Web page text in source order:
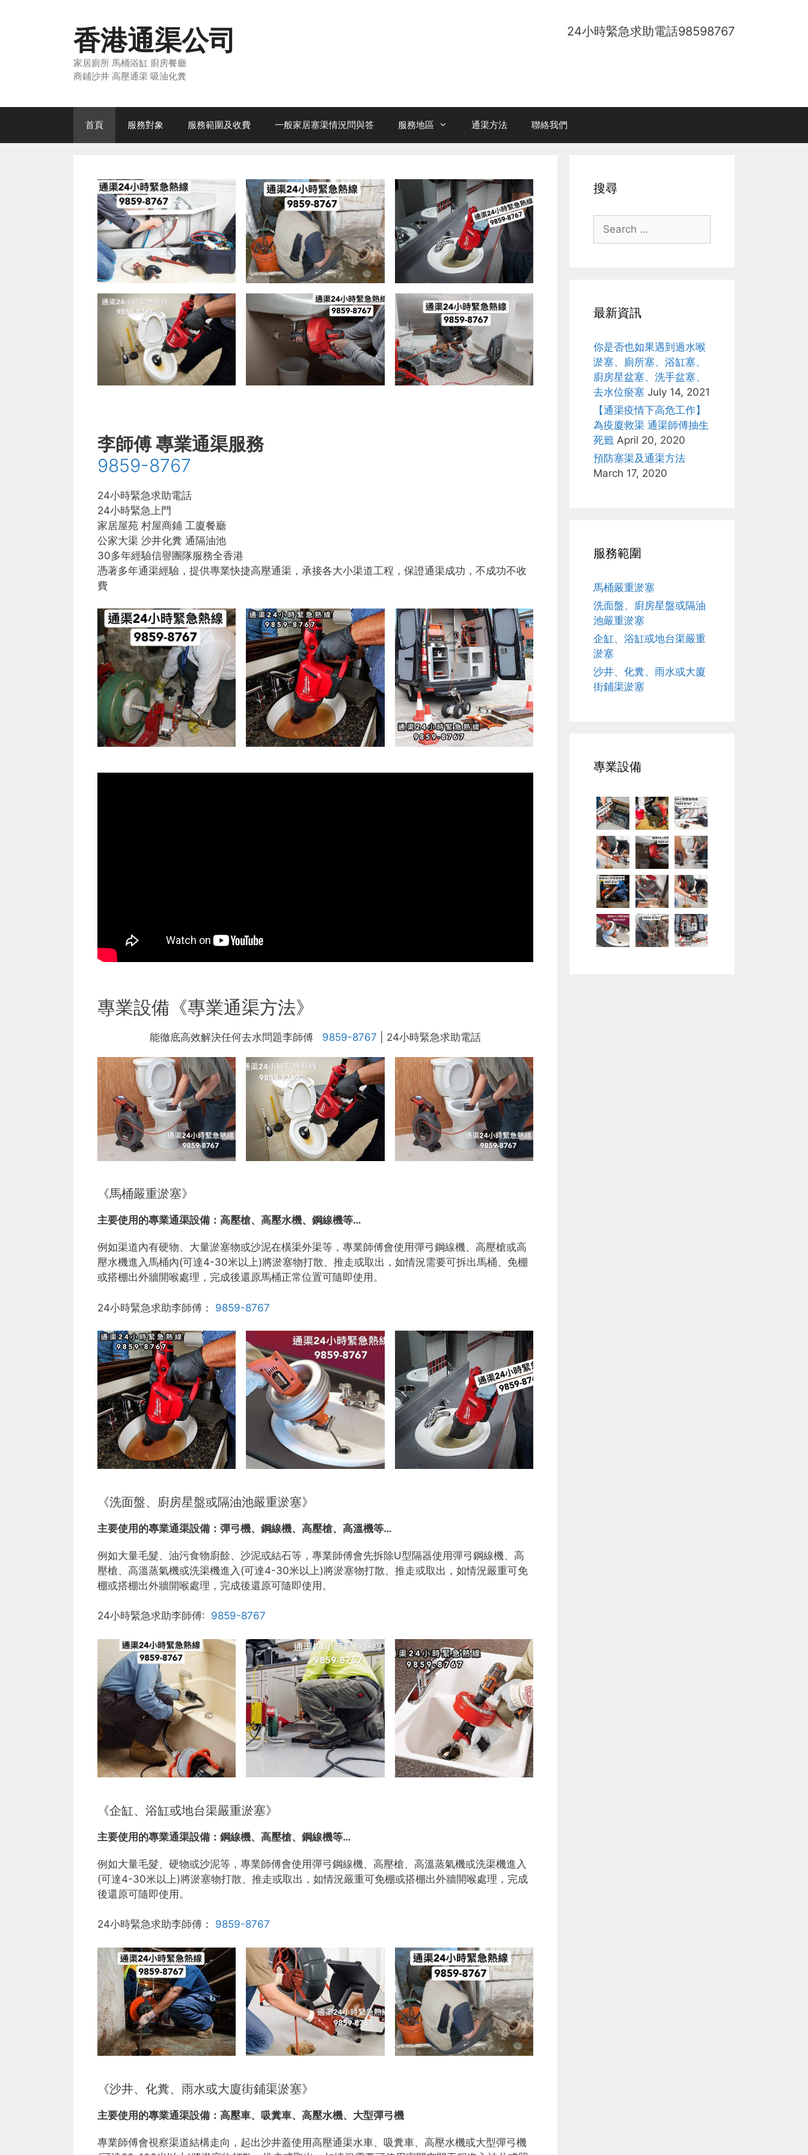
24小時緊急求助電話98598767
香港通渠公司
家居廁所 馬桶浴缸 廚房餐廳
商鋪沙井 高壓通渠 吸油化糞
首頁 服務對象 服務範圍及收費 一般家居塞渠情況問與答 服務地區 通渠方法 聯絡我們
李師傅 專業通渠服務
9859-8767
24小時緊急求助電話
24小時緊急上門
家居屋苑 村屋商鋪 工廈餐廳
公家大渠 沙井化糞 通隔油池
30多年經驗信譽團隊服務全香港
憑著多年通渠經驗，提供專業快捷高壓通渠，承接各大小渠道工程，保證通渠成功，不成功不收
費
專業設備《專業通渠方法》
能徹底高效解決任何去水問題李師傅 9859-8767 | 24小時緊急求助電話
《馬桶嚴重淤塞》
主要使用的專業通渠設備： 高壓槍、高壓水機、鋼線機等…
例如渠道內有硬物、大量淤塞物或沙泥在橫渠外渠等，專業師傅會使用彈弓鋼線機、高壓槍或高
壓水機進入馬桶內(可達4-30米以上)將淤塞物打散、推走或取出，如情況需要可拆出馬桶、免棚
或搭棚出外牆開喉處理，完成後還原馬桶正常位置可隨即使用。
24小時緊急求助李師傅： 9859-8767
《洗面盤、廚房星盤或隔油池嚴重淤塞》
主要使用的專業通渠設備： 彈弓機、鋼線機、高壓槍、高溫機等…
例如大量毛髮、油污食物廚餘、沙泥或結石等，專業師傅會先拆除U型隔器使用彈弓鋼線機、高
壓槍、高溫蒸氣機或洗渠機進入(可達4-30米以上)將淤塞物打散、推走或取出，如情況嚴重可免
棚或搭棚出外牆開喉處理，完成後還原可隨即使用。
24小時緊急求助李師傅: 9859-8767
《企缸、浴缸或地台渠嚴重淤塞》
主要使用的專業通渠設備： 鋼線機、高壓槍、鋼線機等…
例如大量毛髮、硬物或沙泥等，專業師傅會使用彈弓鋼線機、高壓槍、高溫蒸氣機或洗渠機進入
(可達4-30米以上)將淤塞物打散、推走或取出，如情況嚴重可免棚或搭棚出外牆開喉處理，完成
後還原可隨即使用。
24小時緊急求助李師傅： 9859-8767
《沙井、化糞、雨水或大廈街鋪渠淤塞》
主要使用的專業通渠設備： 高壓車、吸糞車、高壓水機、大型彈弓機
專業師傅會視察渠道結構走向，起出沙井蓋使用高壓通渠水車、吸糞車、高壓水機或大型彈弓機
搜尋
Search
for:
最新資訊
你是否也如果遇到過水喉
淤塞、廁所塞、浴缸塞、
廚房星盆塞、洗手盆塞、
去水位瘀塞 July 14, 2021
【通渠疫情下高危工作】
為疫廈救渠 通渠師傅抽生
死籤 April 20, 2020
預防塞渠及通渠方法
March 17, 2020
服務範圍
馬桶嚴重淤塞
洗面盤、廚房星盤或隔油
池嚴重淤塞
企缸、浴缸或地台渠嚴重
淤塞
沙井、化糞、雨水或大廈
街鋪渠淤塞
專業設備